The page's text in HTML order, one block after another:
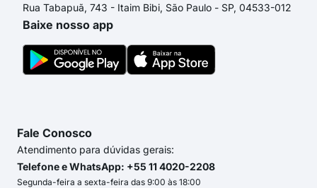
Rua Tabapuã, 743 - Itaim Bibi, São Paulo - SP, 04533-012
Baixe nosso app
Fale Conosco
Atendimento para dúvidas gerais:
Telefone e WhatsApp: +55 11 4020-2208
Segunda-feira a sexta-feira das 9:00 às 18:00